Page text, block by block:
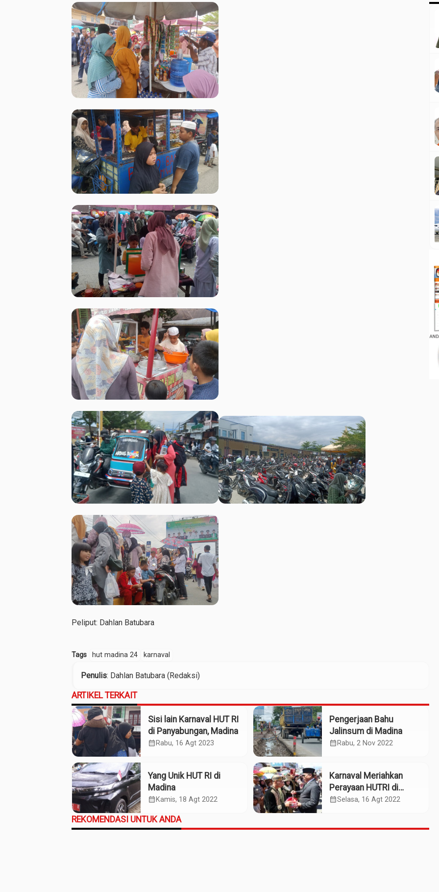
Peliput: Dahlan Batubara
Tags hut madina 24 karnaval
Penulis: Dahlan Batubara (Redaksi)
ARTIKEL TERKAIT
Sisi lain Karnaval HUT RI
di Panyabungan, Madina
calendar_month Rabu, 16 Agt 2023
Pengerjaan Bahu
Jalinsum di Madina
calendar_month Rabu, 2 Nov 2022
Yang Unik HUT RI di
Madina
calendar_month Kamis, 18 Agt 2022
Karnaval Meriahkan
Perayaan HUTRI di
Madina
calendar_monthSelasa, 16 Agt 2022
REKOMENDASI UNTUK ANDA